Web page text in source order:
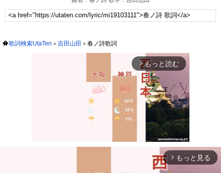
歌詞検索UtaTen 吉田山田 春ノ詩歌詞
arrow_forward_ios もっと読む
Mute
arrow_forward_ios もっと見る